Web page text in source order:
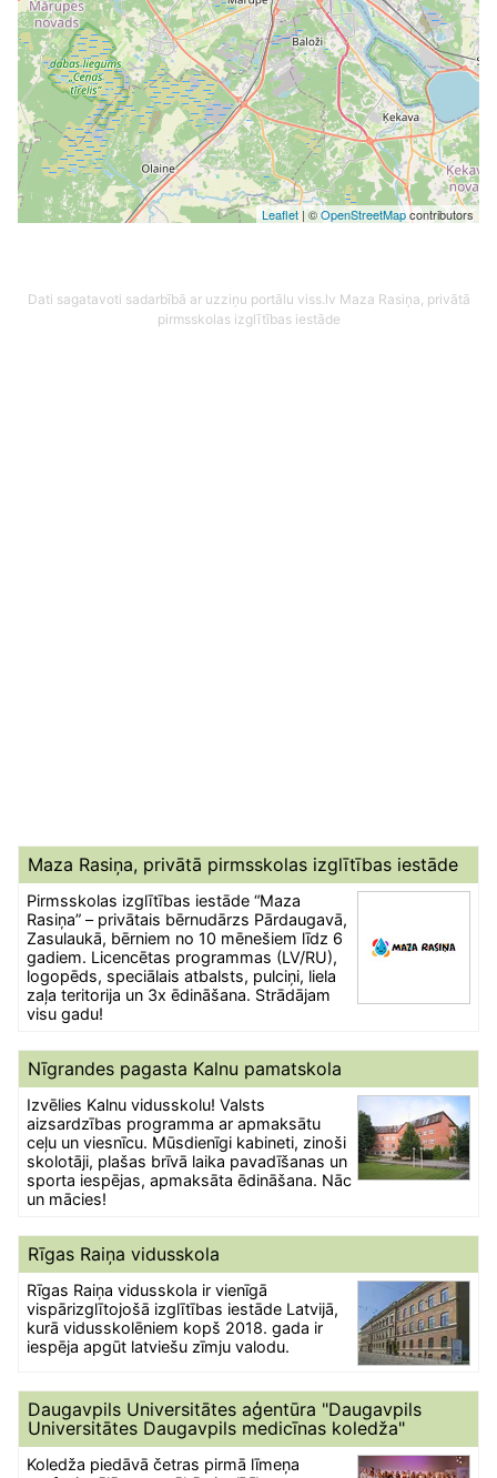
Leaflet| ©OpenStreetMapcontributors
Dati sagatavoti sadarbībā ar uzziņu portālu viss.lv Maza Rasiņa, privātā
pirmsskolas izglītības iestāde
Maza Rasiņa, privātā pirmsskolas izglītības iestāde
Pirmsskolas izglītības iestāde “Maza
Rasiņa” – privātais bērnudārzs Pārdaugavā,
Zasulaukā, bērniem no 10 mēnešiem līdz 6
gadiem. Licencētas programmas (LV/RU),
logopēds, speciālais atbalsts, pulciņi, liela
zaļa teritorija un 3x ēdināšana. Strādājam
visu gadu!
Nīgrandes pagasta Kalnu pamatskola
Izvēlies Kalnu vidusskolu! Valsts
aizsardzības programma ar apmaksātu
ceļu un viesnīcu. Mūsdienīgi kabineti, zinoši
skolotāji, plašas brīvā laika pavadīšanas un
sporta iespējas, apmaksāta ēdināšana. Nāc
un mācies!
Rīgas Raiņa vidusskola
Rīgas Raiņa vidusskola ir vienīgā
vispārizglītojošā izglītības iestāde Latvijā,
kurā vidusskolēniem kopš 2018. gada ir
iespēja apgūt latviešu zīmju valodu.
Daugavpils Universitātes aģentūra "Daugavpils
Universitātes Daugavpils medicīnas koledža"
Koledža piedāvā četras pirmā līmeņa